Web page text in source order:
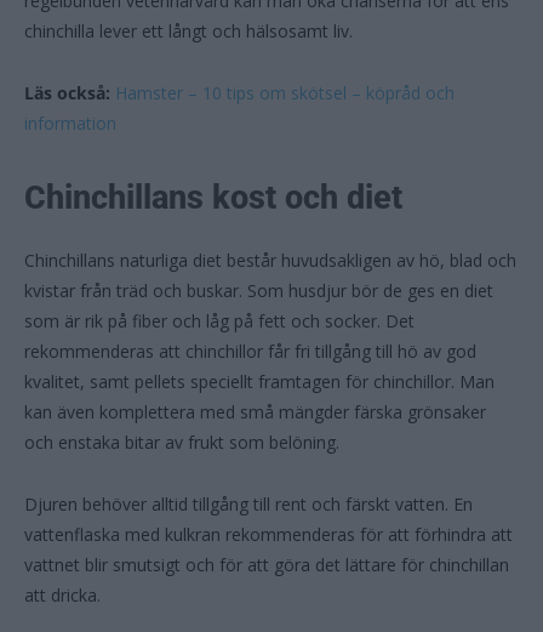
chinchilla lever ett långt och hälsosamt liv.
Läs också: Hamster – 10 tips om skötsel – köpråd och
information
Chinchillans kost och diet
Chinchillans naturliga diet består huvudsakligen av hö, blad och
kvistar från träd och buskar. Som husdjur bör de ges en diet
som är rik på fiber och låg på fett och socker. Det
rekommenderas att chinchillor får fri tillgång till hö av god
kvalitet, samt pellets speciellt framtagen för chinchillor. Man
kan även komplettera med små mängder färska grönsaker
och enstaka bitar av frukt som belöning.
Djuren behöver alltid tillgång till rent och färskt vatten. En
vattenflaska med kulkran rekommenderas för att förhindra att
vattnet blir smutsigt och för att göra det lättare för chinchillan
att dricka.